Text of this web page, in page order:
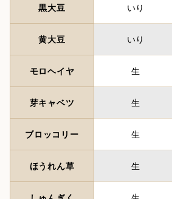
黒大豆 いり
黄大豆 いり
モロヘイヤ 生
芽キャベツ 生
ブロッコリー 生
ほうれん草 生